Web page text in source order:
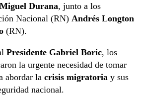
Durana, junto a los
Nacional (RN) Andrés Longton
(RN).
Presidente Gabriel Boric, los
la urgente necesidad de tomar
abordar la crisis migratoria y sus
nacional.